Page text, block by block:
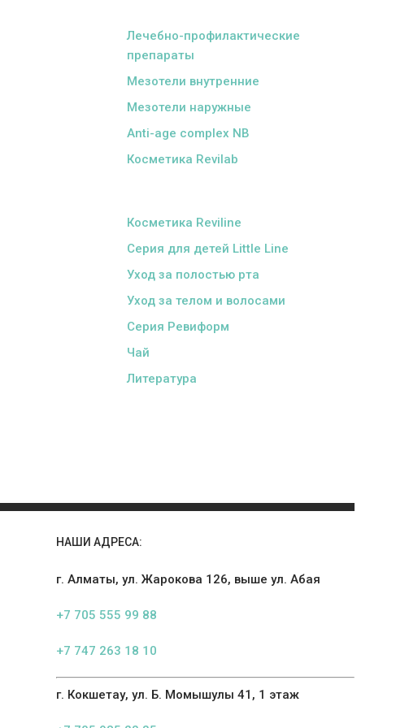
Лечебно-профилактические
препараты
Мезотели внутренние
Мезотели наружные
Anti-age complex NB
Косметика Revilab
Косметика Reviline
Серия для детей Little Line
Уход за полостью рта
Уход за телом и волосами
Серия Ревиформ
Чай
Литература
НАШИ АДРЕСА:
г. Алматы, ул. Жарокова 126, выше ул. Абая
+7 705 555 99 88
+7 747 263 18 10
г. Кокшетау, ул. Б. Момышулы 41, 1 этаж